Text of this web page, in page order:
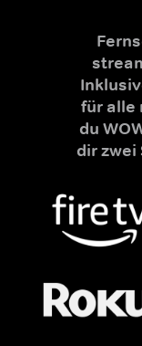
für alle
du
dir